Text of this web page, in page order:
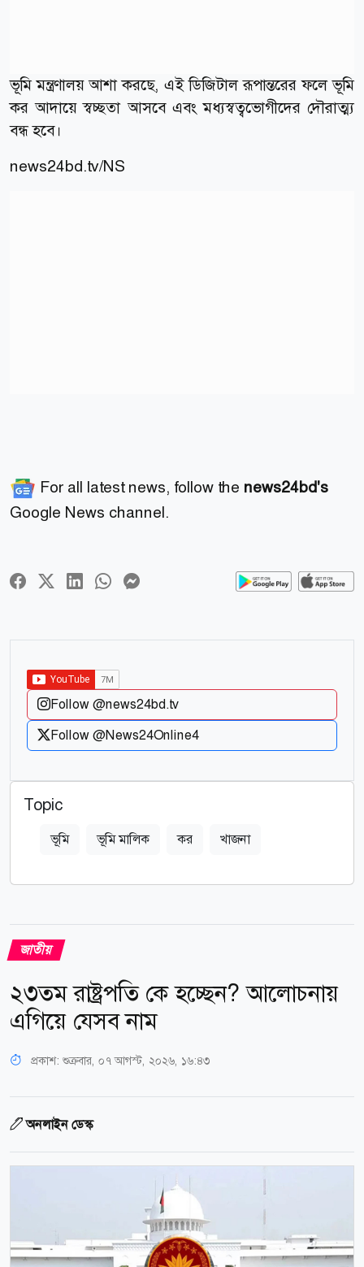
ভূমি মন্ত্রণালয় আশা করছে, এই ডিজিটাল রূপান্তরের ফলে ভূমি
কর আদায়ে স্বচ্ছতা আসবে এবং মধ্যস্বত্বভোগীদের দৌরাত্ম্য
বন্ধ হবে।
news24bd.tv/NS
For all latest news, follow the news24bd's
Google News channel.
Follow @news24bd.tv
Follow @News24Online4
Topic
ভূমি ভূমি মালিক কর খাজনা
জাতীয়
২৩তম রাষ্ট্রপতি কে হচ্ছেন? আলোচনায়
এগিয়ে যেসব নাম
প্রকাশ: শুক্রবার, ০৭ আগস্ট, ২০২৬, ১৬:৪৩
অনলাইন ডেস্ক